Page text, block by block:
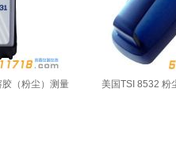
（粉尘）测量
美国TSI 8532 粉